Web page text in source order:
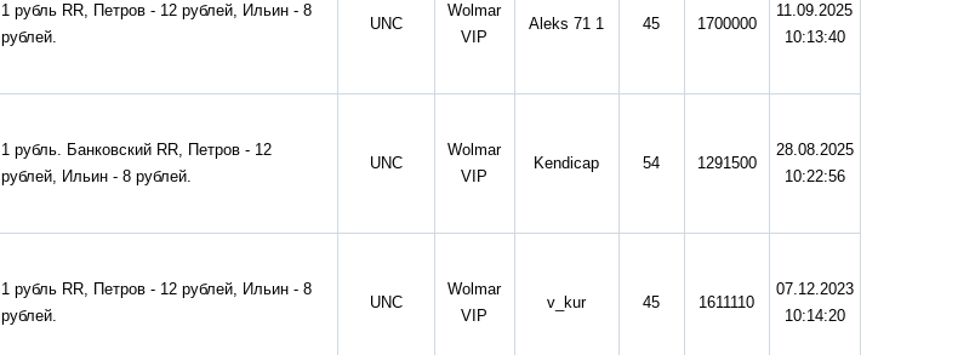
1 рубль RR, Петров - 12 рублей, Ильин - 8
рублей.
UNC
Wolmar
VIP
Aleks 71 1 45 1700000
11.09.2025
10:13:40
1 рубль. Банковский RR, Петров - 12
рублей, Ильин - 8 рублей.
UNC
Wolmar
VIP
Kendicap 54 1291500
28.08.2025
10:22:56
1 рубль RR, Петров - 12 рублей, Ильин - 8
рублей.
UNC
Wolmar
VIP
v_kur 45 1611110
07.12.2023
10:14:20